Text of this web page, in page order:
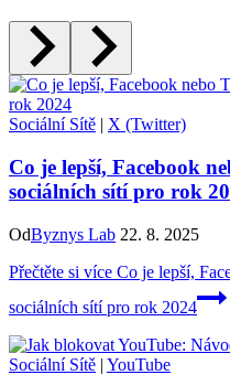
Sociální Sítě | X (Twitter)
Co je lepší, Facebook
sociálních sítí pro rok
OdByznys Lab 22. 8. 2025
Přečtěte si více Co je lepší,
sociálních sítí pro rok 2024
Sociální Sítě | YouTube